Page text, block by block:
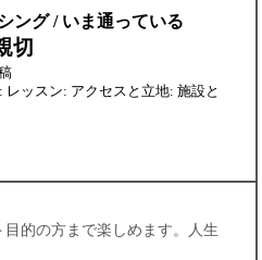
ング / いま通っている
切
レッスン: アクセスと立地: 施設と
的の方まで楽しめます。人生